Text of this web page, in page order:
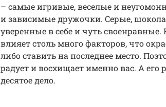
– самые игривые, веселые и
и зависимые дружочки. Серые,
уверенные в себе и чуть
влияет столь много факторов, что
либо ставить на последнее место.
радует и восхищает именно вас. А его
десятое дело.